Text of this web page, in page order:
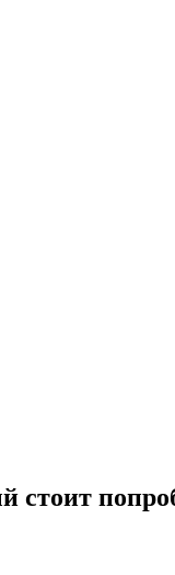
стоит